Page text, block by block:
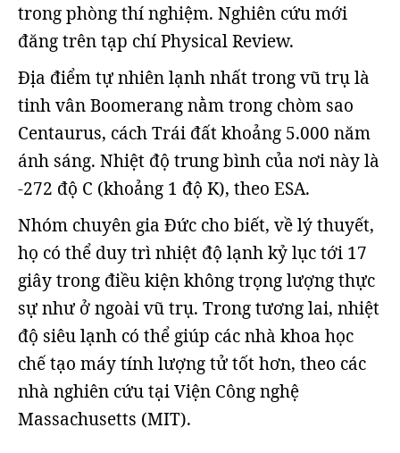
trong phòng thí nghiệm. Nghiên cứu mới
đăng trên tạp chí Physical Review.
Địa điểm tự nhiên lạnh nhất trong vũ trụ là
tinh vân Boomerang nằm trong chòm sao
Centaurus, cách Trái đất khoảng 5.000 năm
ánh sáng. Nhiệt độ trung bình của nơi này là
-272 độ C (khoảng 1 độ K), theo ESA.
Nhóm chuyên gia Đức cho biết, về lý thuyết,
họ có thể duy trì nhiệt độ lạnh kỷ lục tới 17
giây trong điều kiện không trọng lượng thực
sự như ở ngoài vũ trụ. Trong tương lai, nhiệt
độ siêu lạnh có thể giúp các nhà khoa học
chế tạo máy tính lượng tử tốt hơn, theo các
nhà nghiên cứu tại Viện Công nghệ
Massachusetts (MIT).